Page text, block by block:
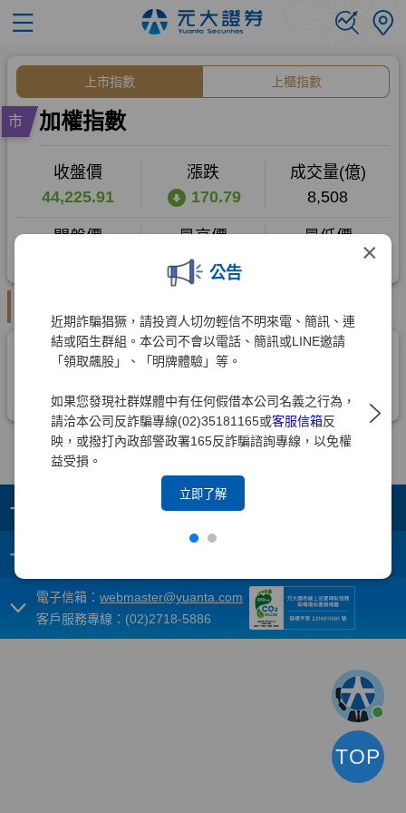
×
公告
近期詐騙猖獗，請投資人切勿輕信不明來電、簡訊、連
結或陌生群組。本公司不會以電話、簡訊或LINE邀請
「領取飆股」、「明牌體驗」等。
如果您發現社群媒體中有任何假借本公司名義之行為，
請洽本公司反詐騙專線(02)35181165或客服信箱反
映，或撥打內政部警政署165反詐騙諮詢專線，以免權
益受損。
立即了解
+
+
電子信箱： webmaster@yuanta.com
客戶服務專線：(02)2718-5886
TOP